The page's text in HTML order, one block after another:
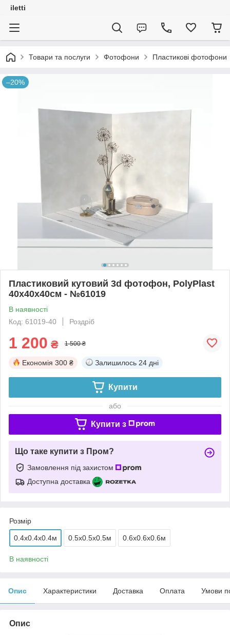
iletti
Товари та послуги Фотофони Пластикові фотофони
–20%
Пластиковий кутовий 3d фотофон, PolyPlast
40x40x40см - №61019
В наявності
Код: 61019-40
Роздріб
1 200 ₴ 1 500 ₴
Економія 300 ₴ Залишилось 24 дні
Купити
або
Купити з
Що таке купити з Пром?
Замовлення під захистом
Доступна доставка
Розмір
0.4x0.4x0.4м 0.5x0.5x0.5м 0.6x0.6x0.6м
В наявності
Опис Характеристики Доставка Оплата Умови
Опис